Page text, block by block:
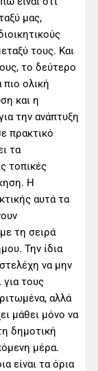
μας,
τους. Και
το δεύτερο
πιο ολική
και η
την ανάπτυξη
πρακτικό
τα
τοπικές
Η
αυτά τα
τη σειρά
Την ίδια
να μην
για τους
αλλά
μάθει μόνο να
δημοτική
μέρα.
είναι τα όρια